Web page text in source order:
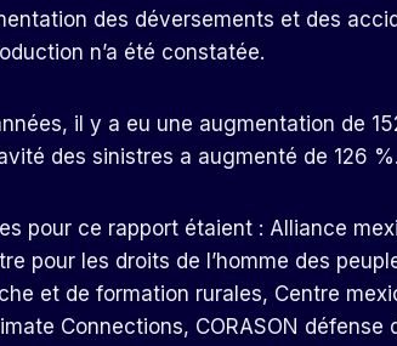
des déversements et des
n’a été constatée.
il y a eu une augmentation de
des sinistres a augmenté de 126 %.
pour ce rapport étaient : Alliance
pour les droits de l’homme des
et de formation rurales, Centre
Connections, CORASON défense